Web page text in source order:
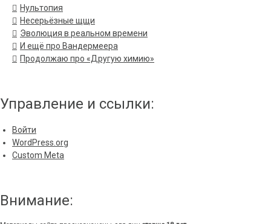
Нультопия
Несерьёзные щщи
Эволюция в реальном времени
И ещё про Вандермеера
Продолжаю про «Другую химию»
Управление и ссылки:
Войти
WordPress.org
Custom Meta
Внимание: